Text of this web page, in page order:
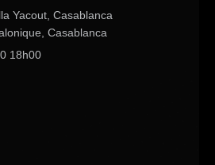
Yacout, Casablanca
Casablanca
18h00